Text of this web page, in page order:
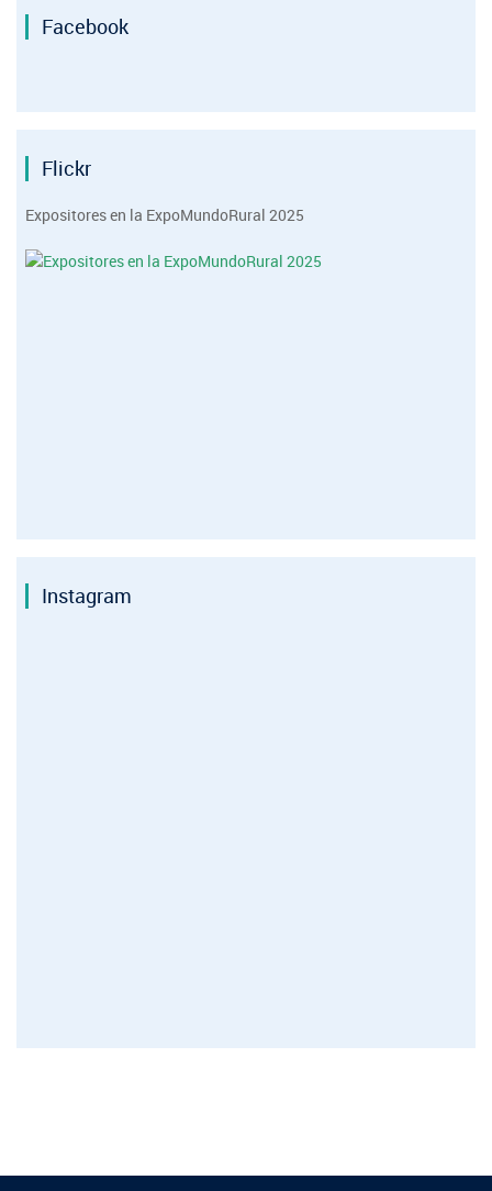
Facebook
Flickr
Expositores en la ExpoMundoRural 2025
Instagram